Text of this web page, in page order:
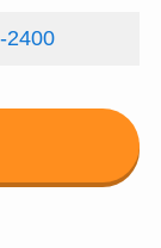
2400